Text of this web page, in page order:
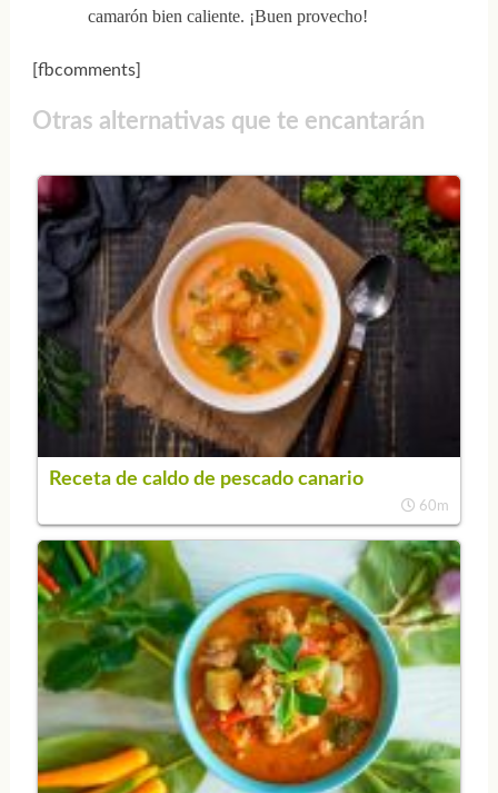
camarón bien caliente. ¡Buen provecho!
[fbcomments]
Otras alternativas que te encantarán
Receta de caldo de pescado canario
60m